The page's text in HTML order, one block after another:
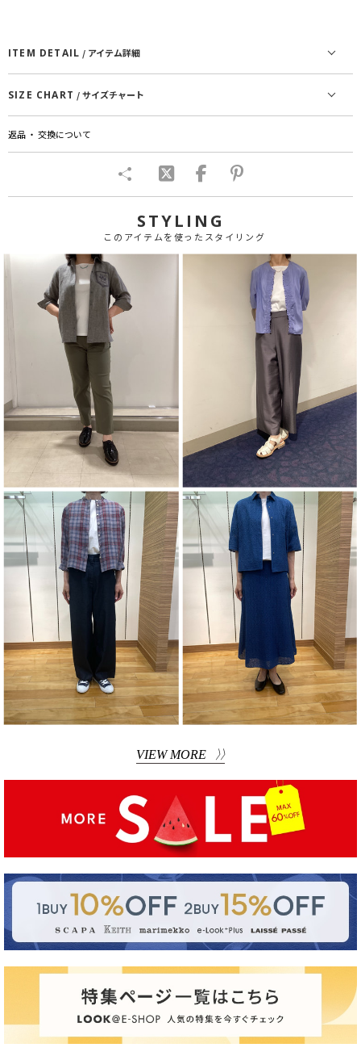
ITEM DETAIL / アイテム詳細
SIZE CHART / サイズチャート
返品 ・ 交換について
STYLING
このアイテムを使ったスタイリング
VIEW MORE